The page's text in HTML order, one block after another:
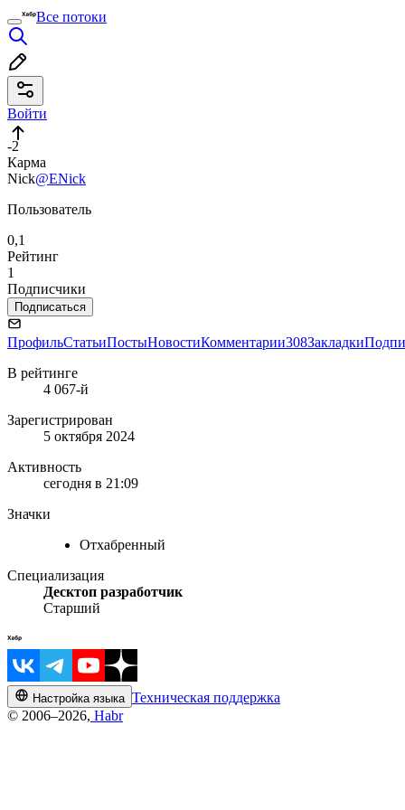
Все потоки
Войти
-2
Карма
Nick@ENick
Пользователь
0,1
Рейтинг
1
Подписчики
Подписаться
ПрофильСтатьиПостыНовостиКомментарии308Закладки
В рейтинге
4 067-й
Зарегистрирован
5 октября 2024
Активность
сегодня в 21:09
Значки
Отхабренный
Специализация
Десктоп разработчик
Старший
Настройка языка Техническая поддержка
© 2006–2026, Habr